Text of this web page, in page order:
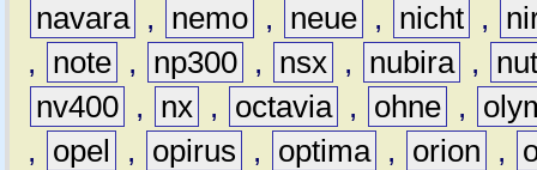
navara , nemo , neue , nicht ,
,
note , np300 , nsx , nubira ,
nv400 , nx , octavia , ohne ,
,
opel , opirus , optima , orion ,